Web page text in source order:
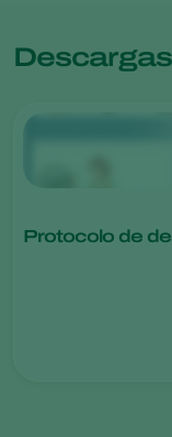
Descargas
Protocolo de